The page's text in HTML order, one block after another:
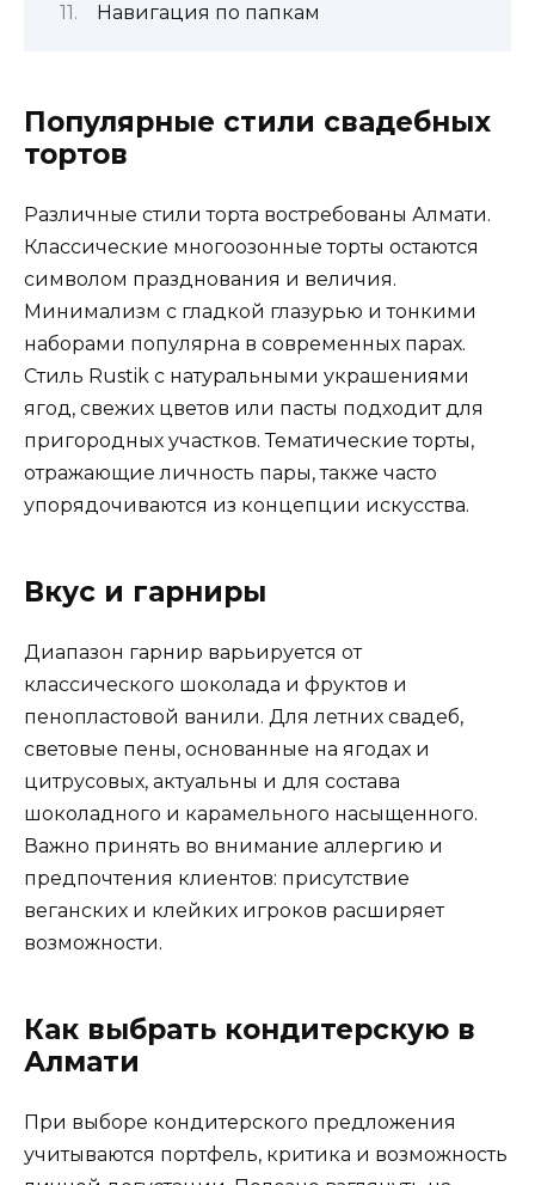
Навигация по папкам
Популярные стили свадебных
тортов
Различные стили торта востребованы Алмати.
Классические многоозонные торты остаются
символом празднования и величия.
Минимализм с гладкой глазурью и тонкими
наборами популярна в современных парах.
Стиль Rustik с натуральными украшениями
ягод, свежих цветов или пасты подходит для
пригородных участков. Тематические торты,
отражающие личность пары, также часто
упорядочиваются из концепции искусства.
Вкус и гарниры
Диапазон гарнир варьируется от
классического шоколада и фруктов и
пенопластовой ванили. Для летних свадеб,
световые пены, основанные на ягодах и
цитрусовых, актуальны и для состава
шоколадного и карамельного насыщенного.
Важно принять во внимание аллергию и
предпочтения клиентов: присутствие
веганских и клейких игроков расширяет
возможности.
Как выбрать кондитерскую в
Алмати
При выборе кондитерского предложения
учитываются портфель, критика и возможность